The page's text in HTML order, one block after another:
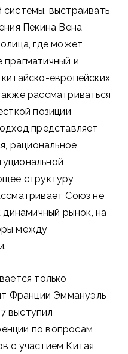
системы, выстраивать
Пекина Вена
где может
и
европейских
рассматриваться
позиции
представляет
рациональное
структуру
Союз не
динамичный рынок, на
между
только
Франции Эммануэль
выступил
по вопросам
с участием Китая,